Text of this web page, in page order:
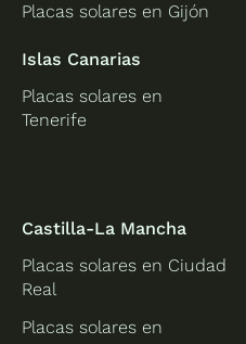
Placas solares en Gijón
Islas Canarias
Placas solares en
Tenerife
Castilla-La Mancha
Placas solares en Ciudad
Real
Placas solares en